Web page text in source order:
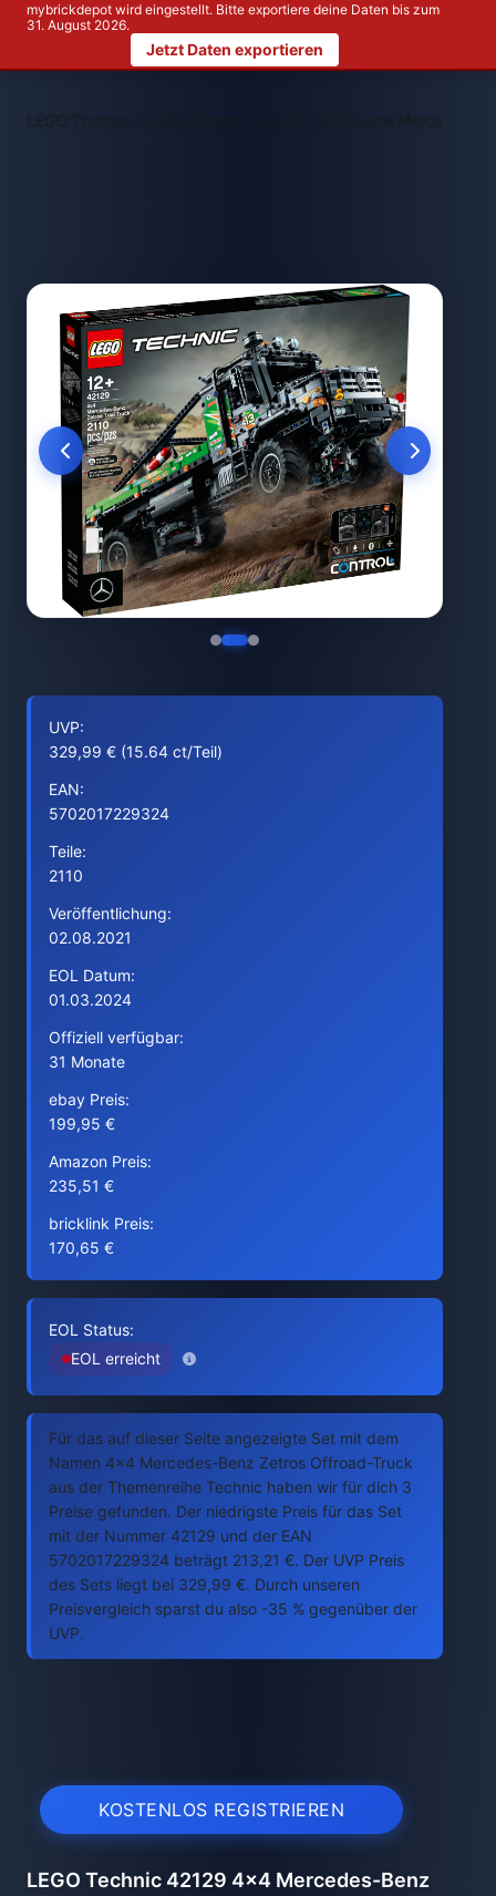
mybrickdepot wird eingestellt. Bitte exportiere deine Daten bis zum
31. August 2026.
Jetzt Daten exportieren
LEGO Themen > LEGO 42129 4x4 Mercedes-
UVP:
329,99 € (15.64 ct/Teil)
EAN:
5702017229324
Teile:
2110
Veröffentlichung:
02.08.2021
EOL Datum:
01.03.2024
Offiziell verfügbar:
31 Monate
ebay Preis:
199,95 €
Amazon Preis:
235,51 €
bricklink Preis:
170,65 €
EOL Status:
EOL erreicht
Für das auf dieser Seite angezeigte Set mit dem
Namen 4x4 Mercedes-Benz Zetros Offroad-Truck
aus der Themenreihe Technic haben wir für dich 3
Preise gefunden. Der niedrigste Preis für das Set
mit der Nummer 42129 und der EAN
5702017229324 beträgt 213,21 €. Der UVP Preis
des Sets liegt bei 329,99 €. Durch unseren
Preisvergleich sparst du also -35 % gegenüber der
UVP.
KOSTENLOS REGISTRIEREN
LEGO Technic 42129 4x4 Mercedes-Benz